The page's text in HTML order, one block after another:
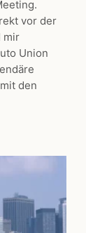
vor der
mir
Union
den